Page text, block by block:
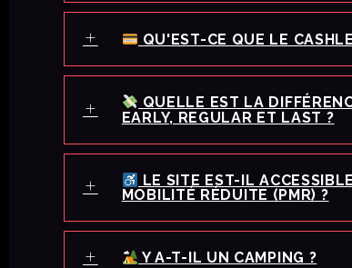
QU'EST-CE QUE LE
QUELLE EST LA
EARLY, REGULAR ET LAST ?
LE SITE EST-IL
MOBILITÉ RÉDUITE (PMR) ?
Y A-T-IL UN CAMPING ?